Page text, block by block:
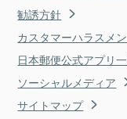
勧誘方針
カスタマーハラスメ
日本郵便公式アプリ
ソーシャルメディア
サイトマップ